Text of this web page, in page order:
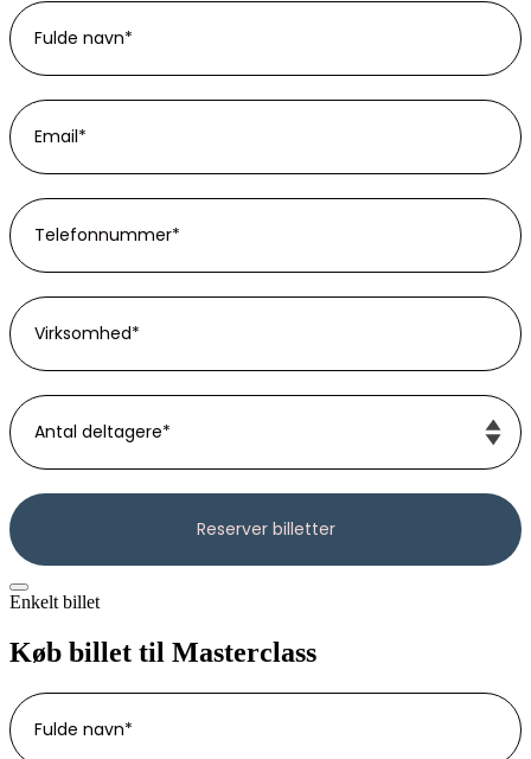
Enkelt billet
Køb billet til Masterclass